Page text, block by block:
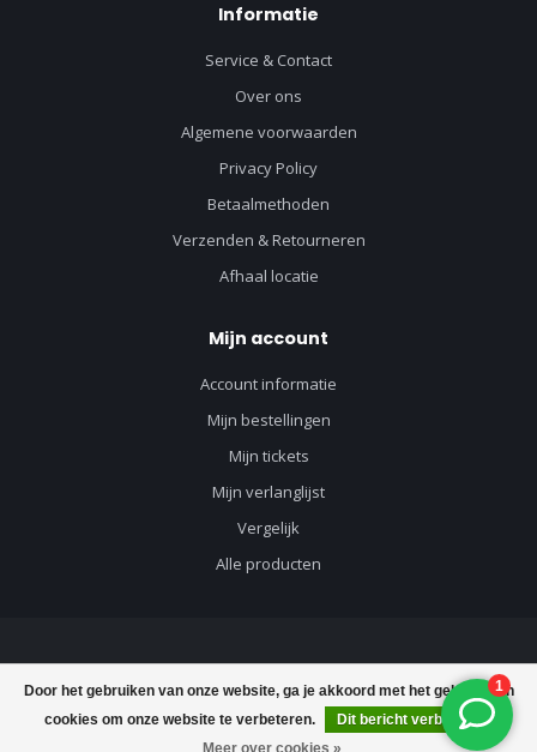
Door het gebruiken van onze website, ga je akkoord met het gebruik van
cookies om onze website te verbeteren.
Dit bericht verbergen
Meer over cookies »
Informatie
Service & Contact
Over ons
Algemene voorwaarden
Privacy Policy
Betaalmethoden
Verzenden & Retourneren
Afhaal locatie
Mijn account
Account informatie
Mijn bestellingen
Mijn tickets
Mijn verlanglijst
Vergelijk
Alle producten
© Copyright 2026 Vloerenvisie voor vloeren en toebehoren - Powered by
Lightspeed-Lightspeed design byDyvelopment
FILTERS